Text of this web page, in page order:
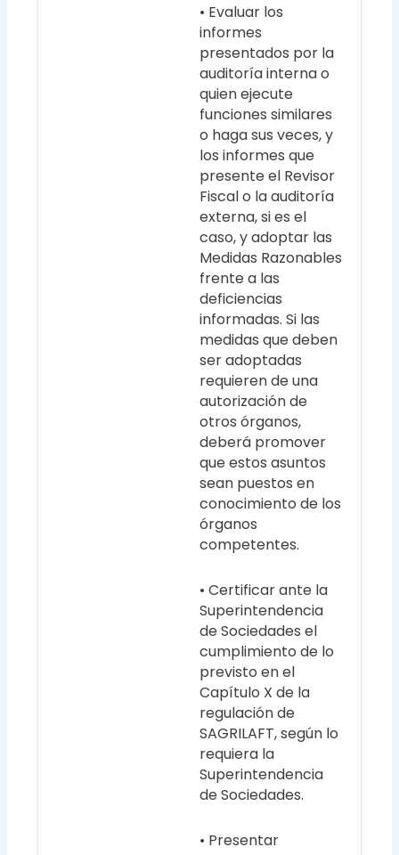
• Evaluar los
informes
presentados por la
auditoría interna o
quien ejecute
funciones similares
o haga sus veces, y
los informes que
presente el Revisor
Fiscal o la auditoría
externa, si es el
caso, y adoptar las
Medidas Razonables
frente a las
deficiencias
informadas. Si las
medidas que deben
ser adoptadas
requieren de una
autorización de
otros órganos,
deberá promover
que estos asuntos
sean puestos en
conocimiento de los
órganos
competentes.
• Certificar ante la
Superintendencia
de Sociedades el
cumplimiento de lo
previsto en el
Capítulo X de la
regulación de
SAGRILAFT, según lo
requiera la
Superintendencia
de Sociedades.
• Presentar